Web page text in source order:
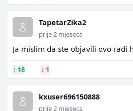
TapetarZika2
prije 2 mjeseca
Ja mislim da ste objavili ovo radi
↑ 18 ↓ 1
kxuser696150888
prije 2 mjeseca